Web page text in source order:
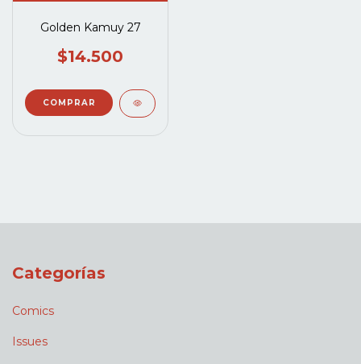
Golden Kamuy 27
$14.500
Categorías
Comics
Issues